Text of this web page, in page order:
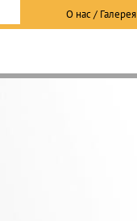
О нас / Галерея